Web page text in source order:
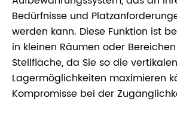
Bedürfnisse und
werden kann. Diese Funktion ist
in kleinen Räumen oder
Stellfläche, da Sie so die vertikalen
Lagermöglichkeiten maximieren
Kompromisse bei der